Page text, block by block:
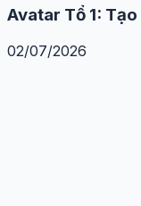
Avatar Tổ 1:
02/07/2026